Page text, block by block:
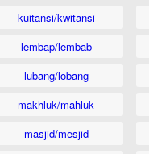
kuitansi/kwitansi
lembap/lembab
lubang/lobang
makhluk/mahluk
masjid/mesjid